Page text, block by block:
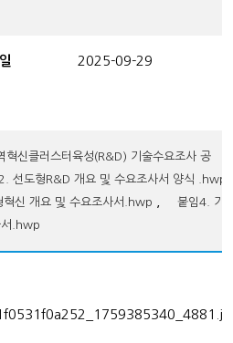
2025-09-29
신클러스터육성(R&D) 기술수요조사 공
선도형R&D 개요 및 수요조사서 양식 .hwp
혁신 개요 및 수요조사서.hwp
붙임4. 기
서.hwp